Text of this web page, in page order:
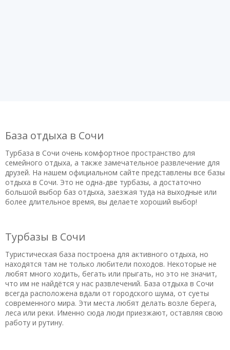
База отдыха в Сочи
Турбаза в Сочи очень комфортное пространство для
семейного отдыха, а также замечательное развлечение для
друзей. На нашем официальном сайте представлены все базы
отдыха в Сочи. Это не одна-две турбазы, а достаточно
большой выбор баз отдыха, заезжая туда на выходные или
более длительное время, вы делаете хороший выбор!
Турбазы в Сочи
Туристическая база построена для активного отдыха, но
находятся там не только любители походов. Некоторые не
любят много ходить, бегать или прыгать, но это не значит,
что им не найдётся у нас развлечений. База отдыха в Сочи
всегда расположена вдали от городского шума, от суеты
современного мира. Эти места любят делать возле берега,
леса или реки. Именно сюда люди приезжают, оставляя свою
работу и рутину.